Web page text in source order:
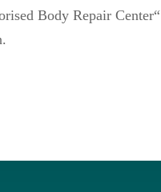
Body Repair Center“